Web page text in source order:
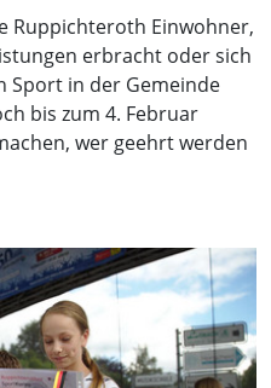
Ruppichteroth Einwohner,
erbracht oder sich
Sport in der Gemeinde
bis zum 4. Februar
wer geehrt werden